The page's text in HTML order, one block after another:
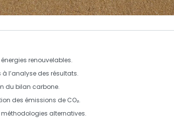
énergies renouvelables.
à l’analyse des résultats.
du bilan carbone.
des émissions de CO₂.
méthodologies alternatives.